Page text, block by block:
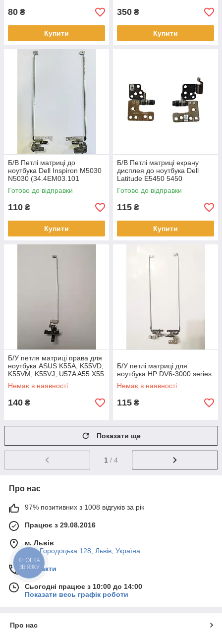
80 ₴
Купити
350 ₴
Купити
Б/В Петлі матриці до
ноутбука Dell Inspiron M5030
N5030 (34.4EM03.101
34.4EM04.101)
Готово до відправки
110 ₴
Купити
Б/В Петлі матриці екрану
дисплея до ноутбука Dell
Latitude E5450 5450
Готово до відправки
115 ₴
Купити
Б/У петля матриці права для
ноутбука ASUS K55A, K55VD,
K55VM, K55VJ, U57A A55 X55
Немає в наявності
140 ₴
Б/У петлі матриці для
ноутбука HP DV6-3000 series
Немає в наявності
115 ₴
Показати ще
1 / 4
Про нас
97% позитивних з 1008 відгуків за рік
Працює з 29.08.2016
м. Львів
вул. Городоцька 128, Львів, Україна
Контакти
Сьогодні працює з 10:00 до 14:00
Показати весь графік роботи
Про нас
КНОПКА
ЗВ'ЯЗКУ